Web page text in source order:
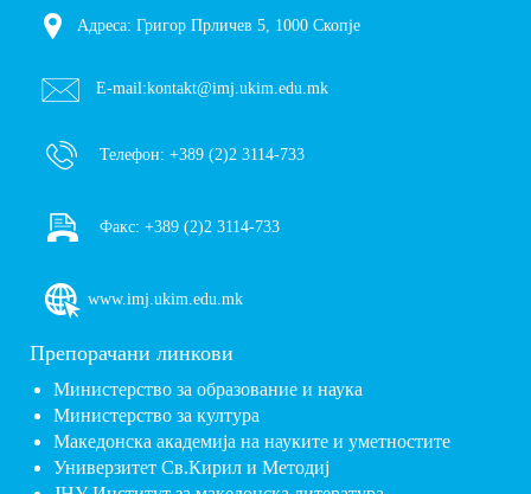
Адреса: Григор Прличев 5, 1000 Скопје
E-mail:kontakt@imj.ukim.edu.mk
Телефон: +389 (2)2 3114-733
Факс: +389 (2)2 3114-733
www.imj.ukim.edu.mk
Препорачани линкови
Министерство за образование и наука
Министерство за култура
Македонска академија на науките и уметностите
Универзитет Св.Кирил и Методиј